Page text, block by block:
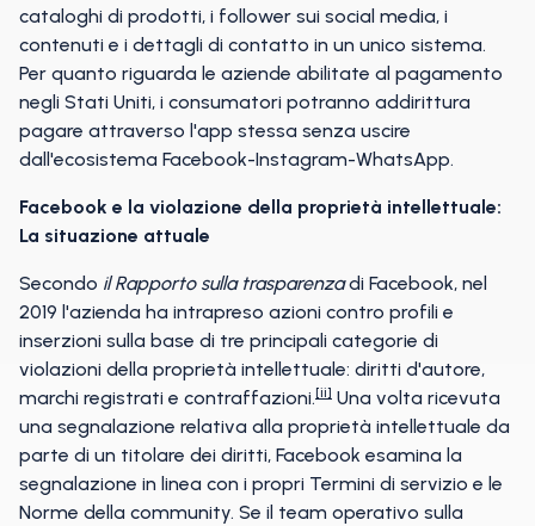
cataloghi di prodotti, i follower sui social media, i
contenuti e i dettagli di contatto in un unico sistema.
Per quanto riguarda le aziende abilitate al pagamento
negli Stati Uniti, i consumatori potranno addirittura
pagare attraverso l'app stessa senza uscire
dall'ecosistema Facebook-Instagram-WhatsApp.
Facebook e la violazione della proprietà intellettuale:
La situazione attuale
Secondo il Rapporto sulla trasparenzadi Facebook, nel
2019 l'azienda ha intrapreso azioni contro profili e
inserzioni sulla base di tre principali categorie di
violazioni della proprietà intellettuale: diritti d'autore,
marchi registrati e contraffazioni.[ii] Una volta ricevuta
una segnalazione relativa alla proprietà intellettuale da
parte di un titolare dei diritti, Facebook esamina la
segnalazione in linea con i propri Termini di servizio e le
Norme della community. Se il team operativo sulla